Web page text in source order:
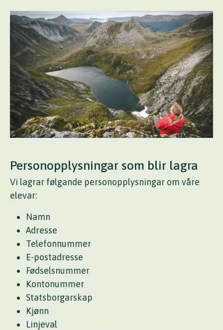
Personopplysningar som blir lagra
Vi lagrar følgande personopplysningar om våre
elevar:
Namn
Adresse
Telefonnummer
E-postadresse
Fødselsnummer
Kontonummer
Statsborgarskap
Kjønn
Linjeval